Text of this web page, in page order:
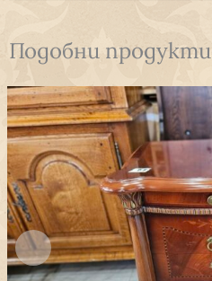
Подобни продукти